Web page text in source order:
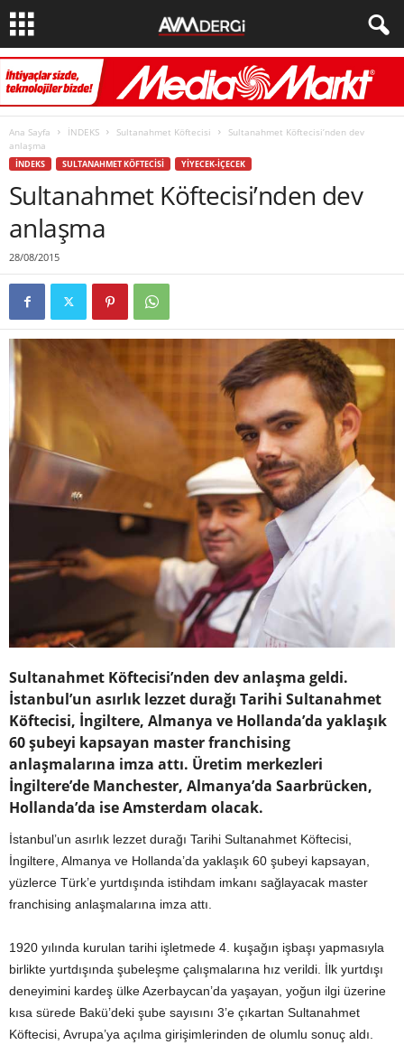
Ana Sayfa İNDEKS Sultanahmet Köftecisi
Sultanahmet Köftecisi’nden dev
anlaşma
İNDEKS SULTANAHMET KÖFTECISI YIYECEK-İÇECEK
Sultanahmet Köftecisi’nden dev
anlaşma
28/08/2015
Sultanahmet Köftecisi’nden dev anlaşma geldi.
İstanbul’un asırlık lezzet durağı Tarihi Sultanahmet
Köftecisi, İngiltere, Almanya ve Hollanda’da yaklaşık
60 şubeyi kapsayan master franchising
anlaşmalarına imza attı. Üretim merkezleri
İngiltere’de Manchester, Almanya’da Saarbrücken,
Hollanda’da ise Amsterdam olacak.
İstanbul’un asırlık lezzet durağı Tarihi Sultanahmet Köftecisi,
İngiltere, Almanya ve Hollanda’da yaklaşık 60 şubeyi kapsayan,
yüzlerce Türk’e yurtdışında istihdam imkanı sağlayacak master
franchising anlaşmalarına imza attı.
1920 yılında kurulan tarihi işletmede 4. kuşağın işbaşı yapmasıyla
birlikte yurtdışında şubeleşme çalışmalarına hız verildi. İlk yurtdışı
deneyimini kardeş ülke Azerbaycan’da yaşayan, yoğun ilgi üzerine
kısa sürede Bakü’deki şube sayısını 3’e çıkartan Sultanahmet
Köftecisi, Avrupa’ya açılma girişimlerinden de olumlu sonuç aldı.